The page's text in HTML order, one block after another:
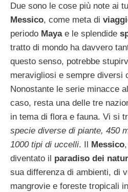
Due sono le cose più note ai
Messico, come meta di
periodo Mayae le splendide
tratto di mondo ha davvero
questo senso, potrebbe
meravigliosi e sempre diversi
Nonostante le serie minacce
caso, resta una delle tre
in tema di flora e fauna. Vi si
specie diverse di piante, 450
1000 tipi di uccelli. Il Messico
diventato il paradiso dei
sua differenza di ambienti, di
mangrovie e foreste tropicali